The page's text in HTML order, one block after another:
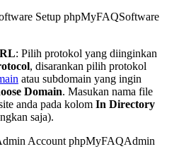
Software
: Pilih protokol yang diinginkan
, disarankan pilih protokol
atau subdomain yang ingin
Domain. Masukan nama file
anda pada kolom In Directory
saja).
Admin